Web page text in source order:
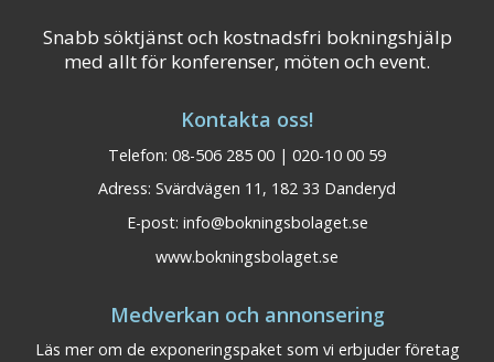
BEST WESTERN Gustaf
Wasa Hotel Borlänge
Snabb söktjänst och kostnadsfri bokningshjälp
med allt för konferenser, möten och event.
Kontakta oss!
Telefon: 08-506 285 00 | 020-10 00 59
Adress: Svärdvägen 11, 182 33 Danderyd
E-post: info@bokningsbolaget.se
www.bokningsbolaget.se
Medverkan och annonsering
Läs mer om de exponeringspaket som vi erbjuder företag